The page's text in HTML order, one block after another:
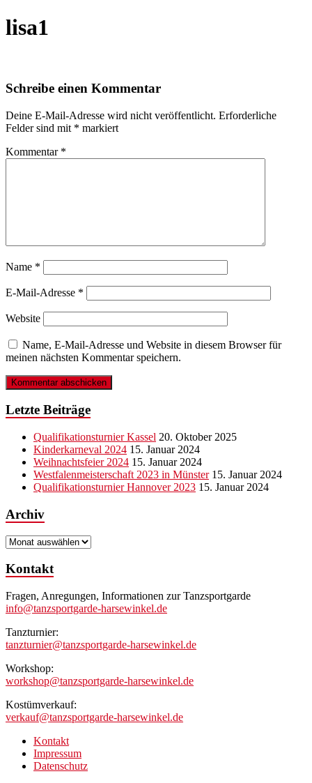
lisa1
Schreibe einen Kommentar
Deine E-Mail-Adresse wird nicht veröffentlicht. Erforderliche
Felder sind mit * markiert
Kommentar *
Name *
E-Mail-Adresse *
Website
Name, E-Mail-Adresse und Website in diesem Browser für
meinen nächsten Kommentar speichern.
Letzte Beiträge
Qualifikationsturnier Kassel 20. Oktober 2025
Kinderkarneval 2024 15. Januar 2024
Weihnachtsfeier 2024 15. Januar 2024
Westfalenmeisterschaft 2023 in Münster 15. Januar 2024
Qualifikationsturnier Hannover 2023 15. Januar 2024
Archiv
Archiv
Kontakt
Fragen, Anregungen, Informationen zur Tanzsportgarde
info@tanzsportgarde-harsewinkel.de
Tanzturnier:
tanzturnier@tanzsportgarde-harsewinkel.de
Workshop:
workshop@tanzsportgarde-harsewinkel.de
Kostümverkauf:
verkauf@tanzsportgarde-harsewinkel.de
Kontakt
Impressum
Datenschutz